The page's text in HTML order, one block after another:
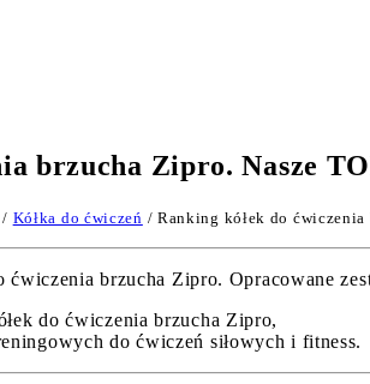
brzucha Zipro. Nasze
/ Kółka do ćwiczeń / Ranking kółek do ćwiczenia
ćwiczenia brzucha Zipro. Opracowane
do ćwiczenia brzucha Zipro,
do ćwiczeń siłowych i fitness.